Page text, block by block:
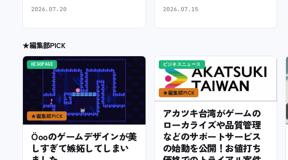
2026.07.20 2026.07.15
★編集部PICK
HIGOPAGE
★編集部PICK
Öooのゲームデザインが美
しすぎて嫉妬してしまい
ビジネスニュース
★編集部PICK
アカツキ台湾がゲームの
ローカライズや品質管理
などのサポートサービス
の始動を公開！お値打ち